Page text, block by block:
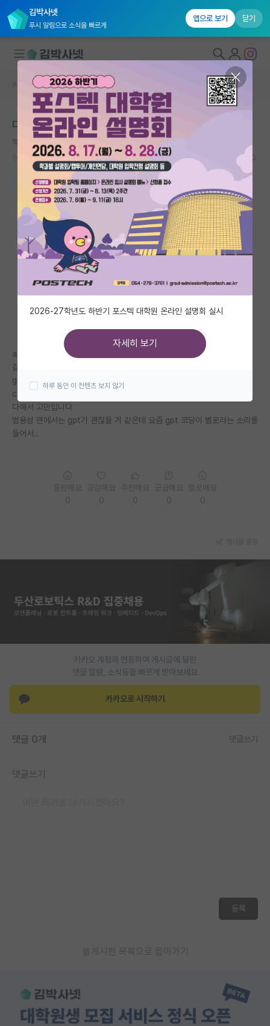
김박사넷
푸시 알림으로 소식을 빠르게
앱으로 보기 닫기
대학원생 모집
국내대학원 정보
연구실&오픈랩
커뮤니티
커뮤니티 홈
전체글보기
베스트 게시판
IF 명예의전당
자유 게시판(아무개랩)
미국 유학 게시판
미국 대학원 합격 후기 게시판
대학원 합격 후기 게시판
연구실(PI) 홍보 게시판
석박사 채용 정보 게시판
PI 전용 게시판
특수/전문대학원 게시판
장학금/장학생 게시판
학술 정보 게시판
이벤트
커뮤니티 홈 반도체/AI 게시판
다들 ai챗봇 어떤거 쓰시나요??
약삭빠른 피터 힉스
2024.12.23 0 1503
ai툴을 사용하면 주로 코딩아니면 논문 같은 전공관련 내용들을 물어 볼 거
같은데
gpt나 claude 등 어떤 ai를 추천하시나요
claude가 코딩이 뛰어나다고 하는데 토큰이 적어서 금방 사용제한이 걸린
다해서 고민입니다
범용성 면에서는 gpt가 괜찮을 거 같은데 요즘 gpt 코딩이 별로라는 소리를
들어서..
카카오 계정과 연동하여 게시글에 달린
댓글 알람, 소식등을 빠르게 받아보세요
카카오로 시작하기
댓글 0개 댓글쓰기
댓글쓰기
등록
게시판 목록으로 돌아가기
2026-27학년도 하반기 포스텍 대학원 온라인 설명회 실시
자세히 보기
하루 동안 이 컨텐츠 보지 않기